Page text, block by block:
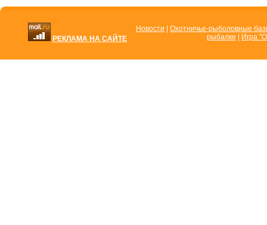
РЕКЛАМА НА САЙТЕ
Новости
Охотничье-рыболовные
рыбалке
Игра